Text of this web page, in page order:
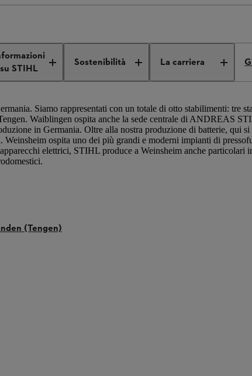
su STIHL
Sostenibilità La carriera
e distribuzione internazionale
Siamo rappresentati con un totale di otto stabilimenti: tre
Waiblingen ospita anche la sede centrale di ANDREAS
in Germania. Oltre alla nostra produzione di batterie, qui
ospita uno dei più grandi e moderni impianti di
elettrici, STIHL produce a Weinsheim anche particolari
(Tengen)